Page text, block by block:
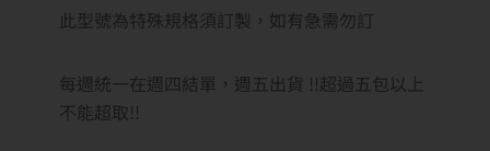
此型號為特殊規格須訂製，如有急需勿訂
每週統一在週四結單，週五出貨 !!超過五包以上
不能超取!!